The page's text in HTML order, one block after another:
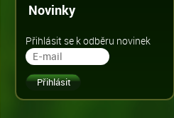
Novinky
Přihlásit se k odběru novinek